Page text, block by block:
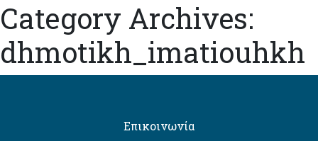
Category Archives:
dhmotikh_imatiouhkh
Επικοινωνία